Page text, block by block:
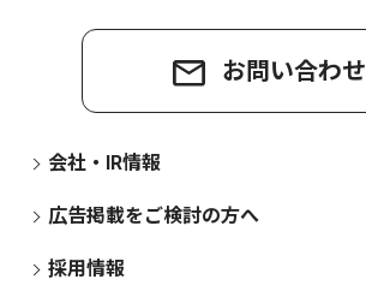
お問い合わせ
会社・IR情報
広告掲載をご検討の方へ
採用情報